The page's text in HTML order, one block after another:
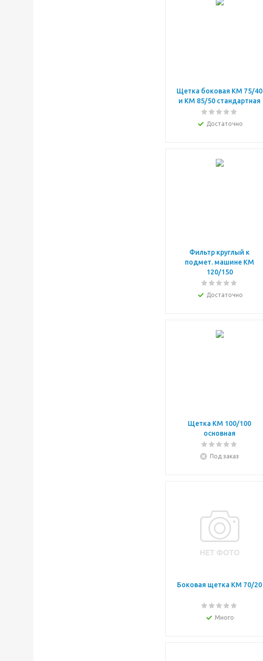
Щетка боковая КМ 75/40
и КМ 85/50 стандартная
Достаточно
Фильтр круглый к
подмет. машине KM
120/150
Достаточно
Щетка KM 100/100
основная
Под заказ
Боковая щетка KM 70/20
Много